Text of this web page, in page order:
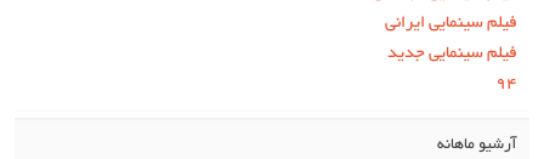
فیلم سینمایی ایرانی
فیلم سینمایی جدید
۹۴
آرشیو ماهانه